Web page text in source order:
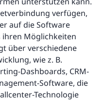
verfügen,
auf die Software
ihren Möglichkeiten
über verschiedene
wie z. B.
Dashboards, CRM-
Software, die
Technologie